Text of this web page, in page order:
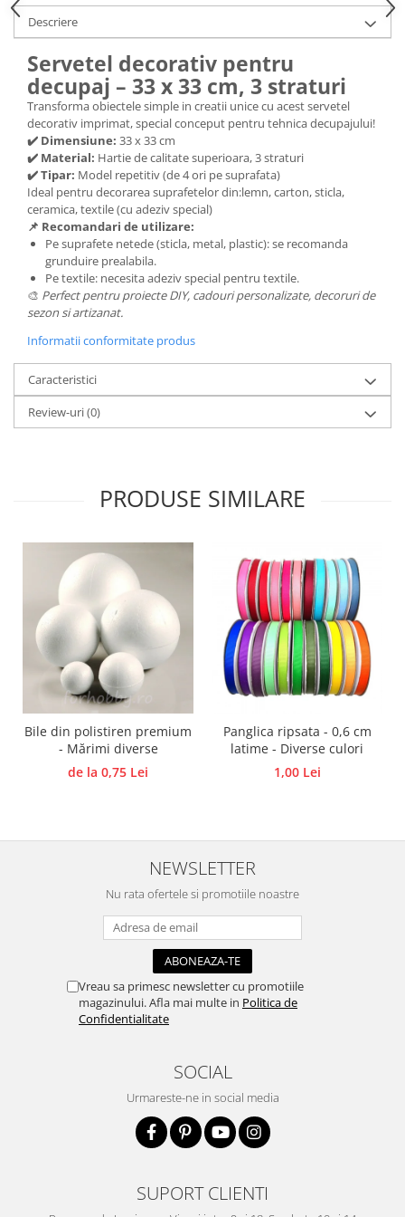
Hartie craft
Carton/Hartie efecte speciale
Carton/Hartie Scrapbooking
Carton/Hartie unicolor
Hartie creponata
Hartie dantelata
Hartie matase
Hartie origami
Hartie reciclata/manuala
Plicuri
Carton
Rame, albume, notesuri
Masti
Forme/Figurine carton
Panglici, snururi, sarma
Dantela
Panglici craciun
Stampile, sigilii
Baze stampile
Stampile lemn
Stampile silicon
Ustensile, aparate
Accesorii floristica
Plante uscate
Materiale textile
Forme pentru turnat ciocolata
Descriere
Servetel decorativ pentru
decupaj – 33 x 33 cm, 3 straturi
Transforma obiectele simple in creatii unice cu acest servetel
decorativ imprimat, special conceput pentru tehnica decupajului!
✔️ Dimensiune: 33 x 33 cm
✔️ Material: Hartie de calitate superioara, 3 straturi
✔️ Tipar: Model repetitiv (de 4 ori pe suprafata)
Ideal pentru decorarea suprafetelor din:lemn, carton, sticla,
ceramica, textile (cu adeziv special)
📌 Recomandari de utilizare:
Pe suprafete netede (sticla, metal, plastic): se recomanda
grunduire prealabila.
Pe textile: necesita adeziv special pentru textile.
🎨 Perfect pentru proiecte DIY, cadouri personalizate, decoruri de
sezon si artizanat.
Informatii conformitate produs
Caracteristici
Review-uri(0)
PRODUSE SIMILARE
Bile din polistiren premium
- Mărimi diverse
de la 0,75 Lei
Panglica ripsata - 0,6 cm
latime - Diverse culori
1,00 Lei
NEWSLETTER
Nu rata ofertele si promotiile noastre
Vreau sa primesc newsletter cu promotiile
magazinului. Afla mai multe in Politica de
Confidentialitate
SOCIAL
Urmareste-ne in social media
SUPORT CLIENTI